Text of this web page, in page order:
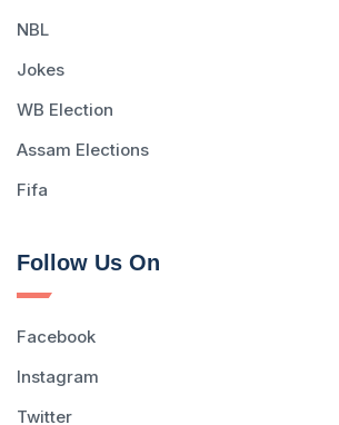
NBL
Jokes
WB Election
Assam Elections
Fifa
Follow Us On
Facebook
Instagram
Twitter